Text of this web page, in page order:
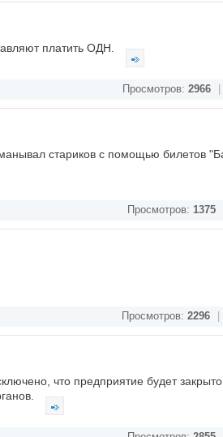
платить ОДН.
Просмотров: 2966
стариков с помощью билетов
Просмотров: 1375
Просмотров: 2296
что предприятие будет